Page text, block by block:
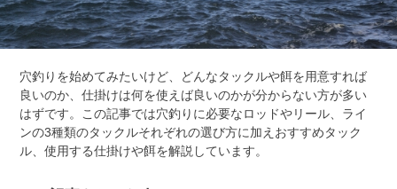
穴釣りを始めてみたいけど、どんなタックルや餌を用意すれば
良いのか、仕掛けは何を使えば良いのかが分からない方が多い
はずです。この記事では穴釣りに必要なロッドやリール、ライ
ンの3種類のタックルそれぞれの選び方に加えおすすめタック
ル、使用する仕掛けや餌を解説しています。